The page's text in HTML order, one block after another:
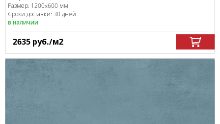
Размер: 1200x600 мм
Сроки доставки: 30 дней
в наличии
2635 руб./м2